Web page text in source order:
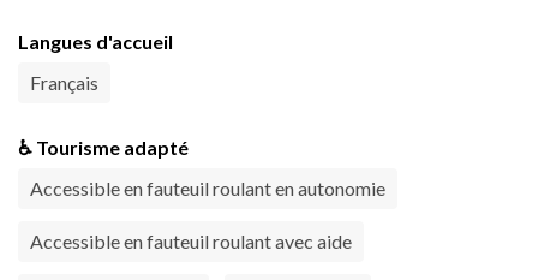
Langues d'accueil
Français
♿ Tourisme adapté
Accessible en fauteuil roulant en autonomie
Accessible en fauteuil roulant avec aide